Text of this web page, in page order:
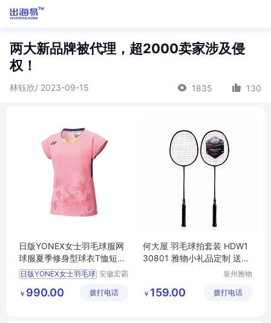
两大新品牌被代理，超2000卖家涉及侵
权！
林钰欣/ 2023-09-15 1835 130
日版YONEX女士羽毛球服网
球服夏季修身型球衣T恤短袖
20564
日版YONEX女士羽毛球 安徽宏霸
有限公司
￥ 990.00 拨打电话
何大屋 羽毛球拍套装 HDW1
30801 雅物小礼品定制 送客
户礼品 MY-ACJJ-（T）-145
泉州雅物
公司
￥ 159.00 拨打电话